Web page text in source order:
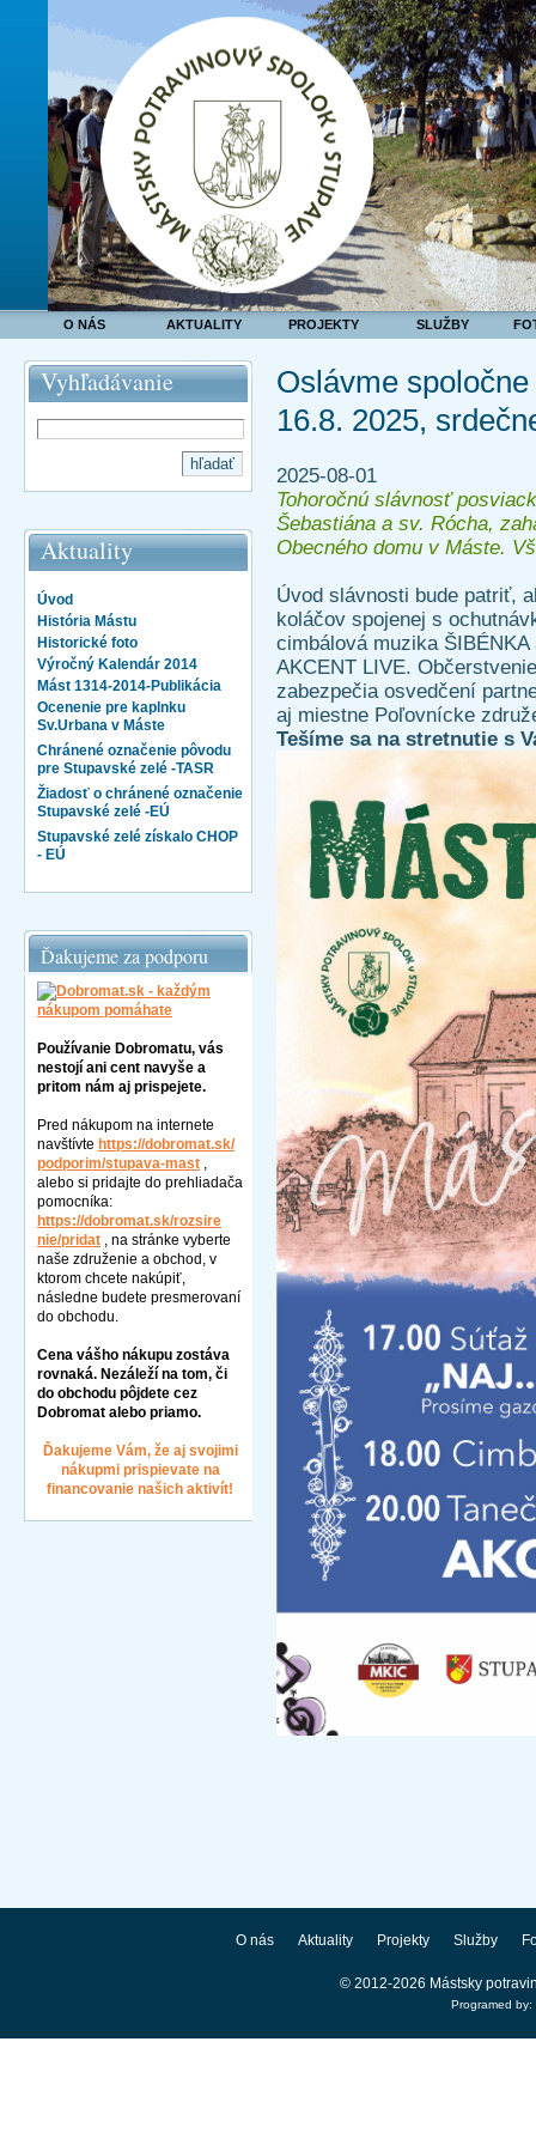
O NÁS AKTUALITY PROJEKTY SLUŽBY
Vyhľadávanie
Aktuality
Úvod
História Mástu
Historické foto
Výročný Kalendár 2014
Mást 1314-2014-Publikácia
Ocenenie pre kaplnku
Sv.Urbana v Máste
Chránené označenie pôvodu
pre Stupavské zelé -TASR
Žiadosť o chránené označenie
Stupavské zelé -EÚ
Stupavské zelé získalo CHOP
- EÚ
Ďakujeme za podporu
Používanie Dobromatu, vás
nestojí ani cent navyše a
pritom nám aj prispejete.
Pred nákupom na internete
navštívte https://dobromat.sk/
podporim/stupava-mast ,
alebo si pridajte do prehliadača
pomocníka:
https://dobromat.sk/rozsire
nie/pridat , na stránke vyberte
naše združenie a obchod, v
ktorom chcete nakúpiť,
následne budete presmerovaní
do obchodu.
Cena vášho nákupu zostáva
rovnaká. Nezáleží na tom, či
do obchodu pôjdete cez
Dobromat alebo priamo.
Ďakujeme Vám, že aj svojimi
nákupmi prispievate na
financovanie našich aktivít!
Oslávme
16.8. 2025,
2025-08-01
Tohoročnú slávnosť
Šebastiána a sv. Rócha,
Obecného domu v Máste.
Úvod slávnosti bude patriť,
koláčov spojenej s
cimbálová muzika
AKCENT LIVE.
zabezpečia osvedčení
aj miestne Poľovnícke
Tešíme sa na stretnutie s
O nás Aktuality Projekty Služby
© 2012-2026 Mástsky
Programed by: